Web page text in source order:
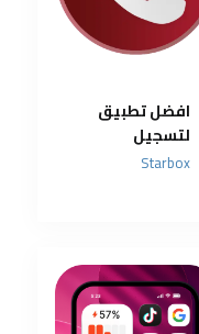
افضل تطبيق
لتسجيل
المكالمات
Starbox